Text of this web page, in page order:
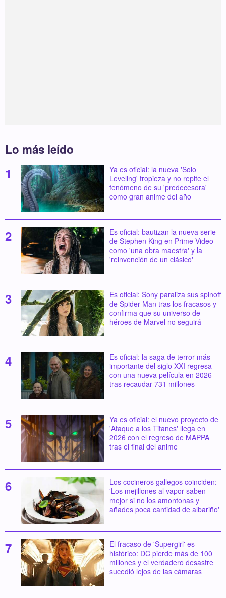
Lo más leído
Ya es oficial: la nueva 'Solo
Leveling' tropieza y no repite el
fenómeno de su 'predecesora'
como gran anime del año
Es oficial: bautizan la nueva serie
de Stephen King en Prime Video
como 'una obra maestra' y la
'reinvención de un clásico'
Es oficial: Sony paraliza sus spinoff
de Spider-Man tras los fracasos y
confirma que su universo de
héroes de Marvel no seguirá
Es oficial: la saga de terror más
importante del siglo XXI regresa
con una nueva película en 2026
tras recaudar 731 millones
Ya es oficial: el nuevo proyecto de
'Ataque a los Titanes' llega en
2026 con el regreso de MAPPA
tras el final del anime
Los cocineros gallegos coinciden:
'Los mejillones al vapor saben
mejor si no los amontonas y
añades poca cantidad de albariño'
El fracaso de 'Supergirl' es
histórico: DC pierde más de 100
millones y el verdadero desastre
sucedió lejos de las cámaras